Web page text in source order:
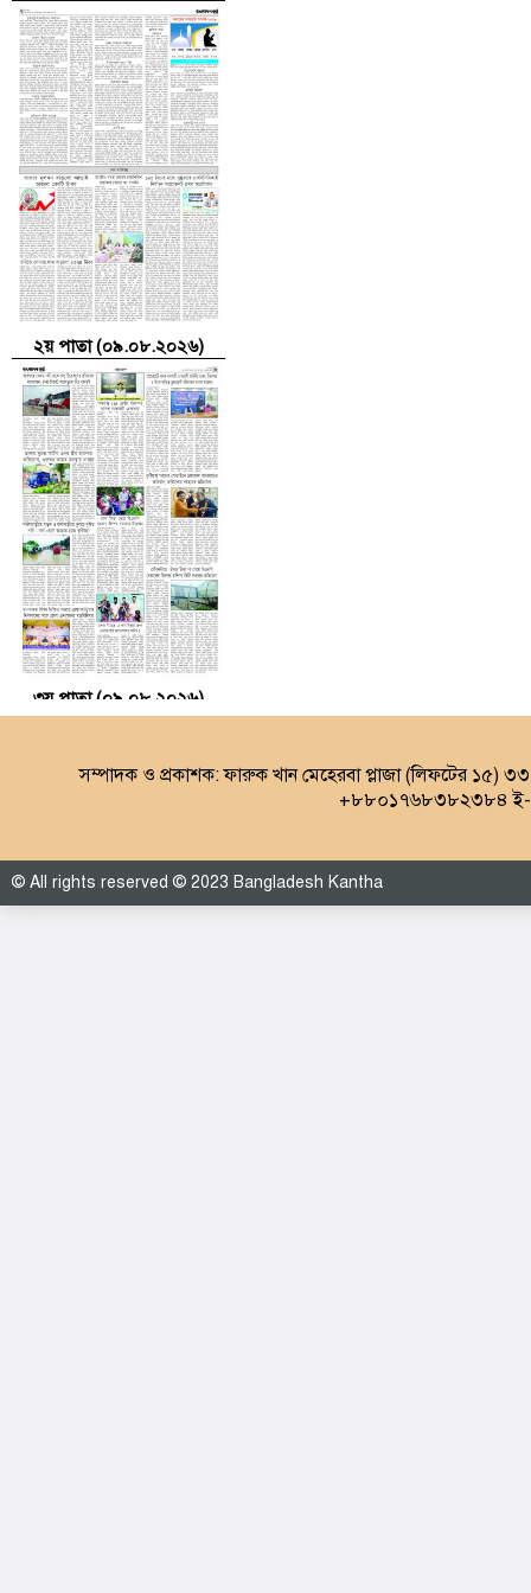
২য় পাতা (০৯.০৮.২০২৬)
৩য় পাতা (০৯.০৮.২০২৬)
সম্পাদক ও প্রকাশক: ফারুক খান মেহেরবা প্লাজা (লিফটের ১৫)
+৮৮০১৭৬৮৩৮২৩৮৪ ই-
© All rights reserved © 2023 Bangladesh Kantha